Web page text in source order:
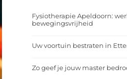
Fysiotherapie Apeldoorn:
bewegingsvrijheid
Uw voortuin bestraten in
Zo geef je jouw master